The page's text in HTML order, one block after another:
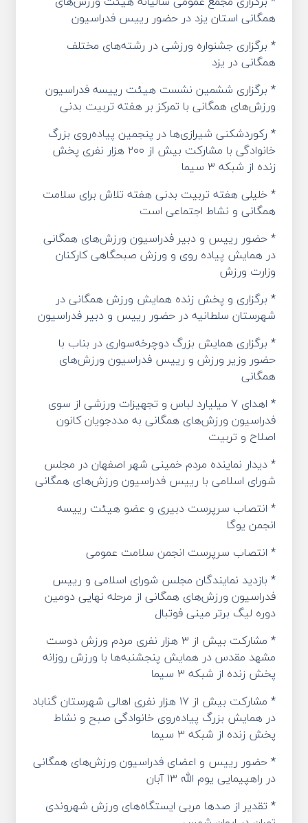
همگانی استان یزد در حضور رییس فدراسیون
* برگزاری جشنواره ورزشی در رشته‌های مختلف
همگانی در یزد
* برگزاری‌ ششمین نشست هیئت رییسه فدراسیون
ورزش‌های همگانی با تمرکز بر هفته تربیت بدنی
* رکوردشکنی شیرازی‌ها در پنجمین پیاده‌روی بزرگ
خانوادگی با مشارکت بیش از ۲۰۰ هزار نفری پخش
زنده از شبکه ۳ سیما
* خلیلی هفته تربیت بدنی هفته تلاش برای سلامت
همگانی و نشاط اجتماعی است
* حضور رییس و دبیر فدراسیون ورزش‌های همگانی
در همایش پیاده روی و ورزش صبحگاهی کارکنان
وزارت ورزش
* برگزاری و پخش زنده همایش ورزش همگانی در
شهرستان سلطانیه در حضور رییس و دبیر فدراسیون‌
* برگزاری همایش بزرگ دوچرخه‌سواری در بناب با
حضور وزير ورزش و رییس فدراسیون ورزش‌های
همگانی
* اهدای ۷ میلیارد لباس و تجهیزات ورزشی از سوی
فدراسیون ورزش‌های همگانی به مددجویان کانون
اصلاح و تربیت
* دیدار نماینده مردم خمینی شهر اصفهان در مجلس
شورای اسلامی با رییس فدراسیون ورزش‌های همگانی
* انتصاب سرپرست دبیری و عضو هیئت رییسه
انجمن یوگا
* انتصاب سرپرست انجمن سلامت عمومی
* بازدید نمایندگان مجلس شورای اسلامی و رییس
فدراسیون ورزش‌های همگانی از مرحله نهایی دومین
دوره لیگ برتر مینی فوتبال
* مشارکت بیش از ۳ هزار نفری مردم ورزش‌ دوست
مشهد مقدس در همایش پنجشنبه‌ها با ورزش روزانه
پخش زنده از شبکه ۳ سیما
* مشارکت بیش از ۱۷ هزار نفری اهالی شهرستان گناباد
در همایش بزرگ پیاده‌روی خانوادگی صبح و نشاط
پخش زنده از شبکه ۳ سیما
* حضور رییس و اعضای فدراسیون ورزش‌های همگانی
در راهپیمایی یوم الله ۱۳ آبان
* تقدیر از صدها مربی ایستگاه‌های ورزش شهروندی